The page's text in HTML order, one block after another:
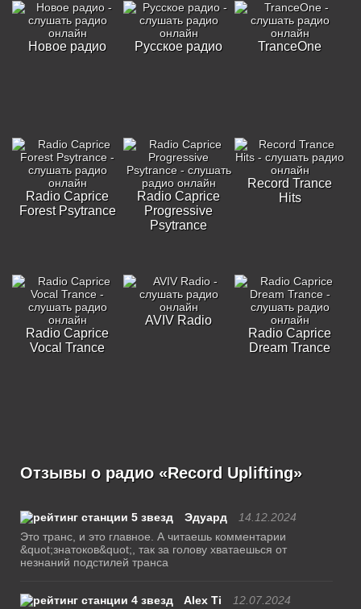
Новое радио Русское радио TranceOne
Radio Caprice
Forest Psytrance
Radio Caprice
Progressive
Psytrance
Record Trance
Hits
Radio Caprice
Vocal Trance
AVIV Radio
Radio Caprice
Dream Trance
Отзывы о радио «Record Uplifting»
Эдуард
14.12.2024
Это транс, и это главное. А читаешь комментарии
&quot;знатоков&quot;, так за голову хватаешься от
незнаний подстилей транса
Alex Ti
12.07.2024